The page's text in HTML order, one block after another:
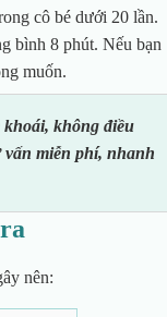
cô bé dưới 20 lần.
bình 8 phút. Nếu bạn
muốn.
không điều
vấn miễn phí, nhanh
nên: